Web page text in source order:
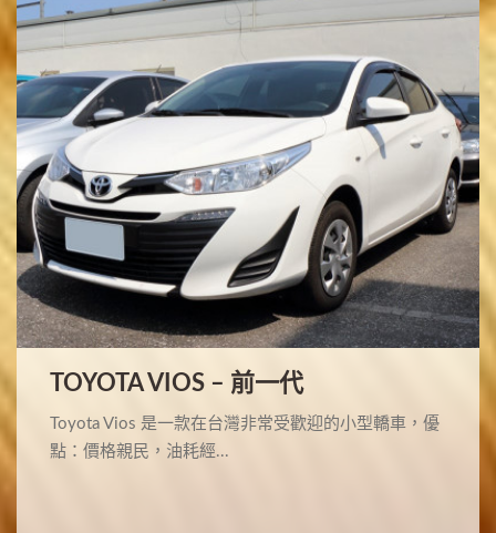
TOYOTA VIOS – 前一代
Toyota Vios 是一款在台灣非常受歡迎的小型轎車，優
點：價格親民，油耗經...